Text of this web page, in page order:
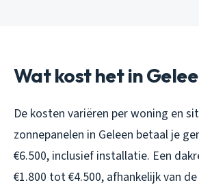
Wat kost het in
De kosten variëren per woning en
zonnepanelen in Geleen betaal je
€6.500, inclusief installatie. Een
€1.800 tot €4.500, afhankelijk van